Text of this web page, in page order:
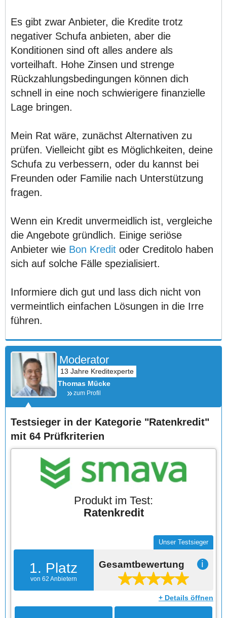
Es gibt zwar Anbieter, die Kredite trotz
negativer Schufa anbieten, aber die
Konditionen sind oft alles andere als
vorteilhaft. Hohe Zinsen und strenge
Rückzahlungsbedingungen können dich
schnell in eine noch schwierigere finanzielle
Lage bringen.
Mein Rat wäre, zunächst Alternativen zu
prüfen. Vielleicht gibt es Möglichkeiten, deine
Schufa zu verbessern, oder du kannst bei
Freunden oder Familie nach Unterstützung
fragen.
Wenn ein Kredit unvermeidlich ist, vergleiche
die Angebote gründlich. Einige seriöse
Anbieter wie Bon Kredit oder Creditolo haben
sich auf solche Fälle spezialisiert.
Informiere dich gut und lass dich nicht von
vermeintlich einfachen Lösungen in die Irre
führen.
Moderator
Thomas Mücke
zum Profil
Testsieger in der Kategorie "Ratenkredit"
mit 64 Prüfkriterien
Produkt im Test:
Ratenkredit
1. Platz
von 62 Anbietern
Unser Testsieger
Gesamtbewertung ℹ
+ Details öffnen